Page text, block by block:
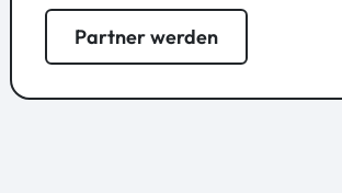
Partner werden